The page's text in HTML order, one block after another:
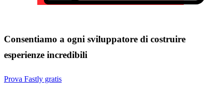
Consentiamo a ogni sviluppatore di costruire
esperienze incredibili
Prova Fastly gratis